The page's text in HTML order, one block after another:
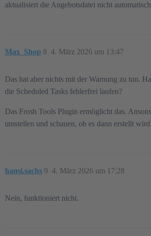
aktualisiert die Angebotsdatei nicht
Max_Shop 4. März 2026 um 13:47
8
Das hat aber nichts mit der Warnung zu tun.
die Scheduled Tasks fehlerfrei laufen?
Das Frosh Tools Plugin ermöglicht das.
umstellen und schauen, ob es dann erstellt wird.
hansi.sachs 4. März 2026 um 17:28
9
Nein, funktioniert nicht.